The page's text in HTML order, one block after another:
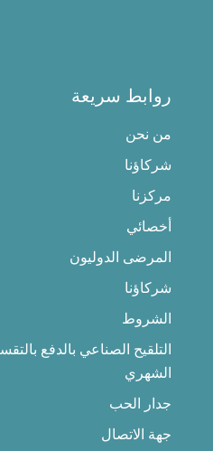
روابط سريعة
من نحن
شركاؤنا
مركزنا
أخصائي
المرضى الدوليون
شركاؤنا
الشروط
التلقيح الصناعي بالدفع
الشهري
جدار الحب
جهة الاتصال